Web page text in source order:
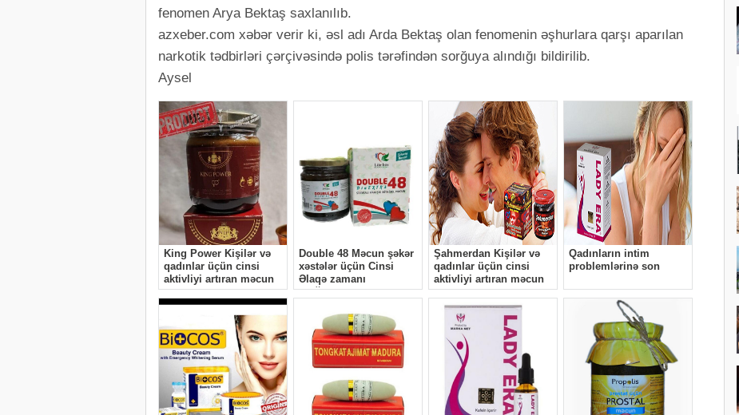
fenomen Arya Bektaş saxlanılıb.
azxeber.com xəbər verir ki, əsl adı Arda Bektaş olan fenomenin əşhurlara qarşı aparılan
narkotik tədbirləri çərçivəsində polis tərəfindən sorğuya alındığı bildirilib.
Aysel